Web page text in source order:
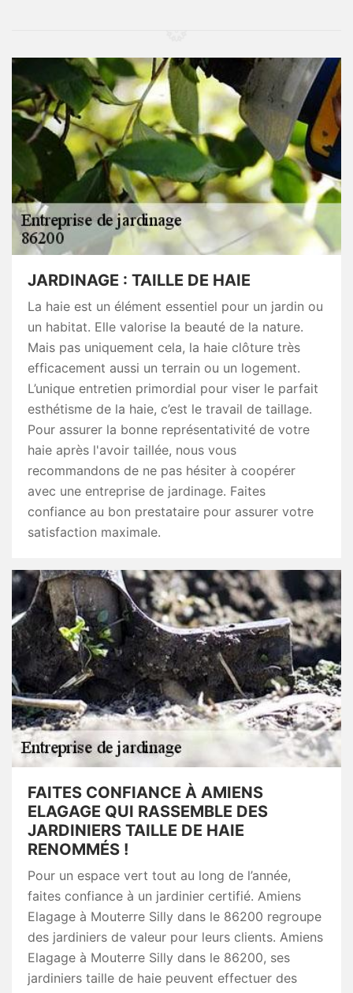
JARDINAGE : TAILLE DE HAIE
La haie est un élément essentiel pour un jardin ou
un habitat. Elle valorise la beauté de la nature.
Mais pas uniquement cela, la haie clôture très
efficacement aussi un terrain ou un logement.
L’unique entretien primordial pour viser le parfait
esthétisme de la haie, c’est le travail de taillage.
Pour assurer la bonne représentativité de votre
haie après l'avoir taillée, nous vous
recommandons de ne pas hésiter à coopérer
avec une entreprise de jardinage. Faites
confiance au bon prestataire pour assurer votre
satisfaction maximale.
FAITES CONFIANCE À AMIENS
ELAGAGE QUI RASSEMBLE DES
JARDINIERS TAILLE DE HAIE
RENOMMÉS !
Pour un espace vert tout au long de l’année,
faites confiance à un jardinier certifié. Amiens
Elagage à Mouterre Silly dans le 86200 regroupe
des jardiniers de valeur pour leurs clients. Amiens
Elagage à Mouterre Silly dans le 86200, ses
jardiniers taille de haie peuvent effectuer des